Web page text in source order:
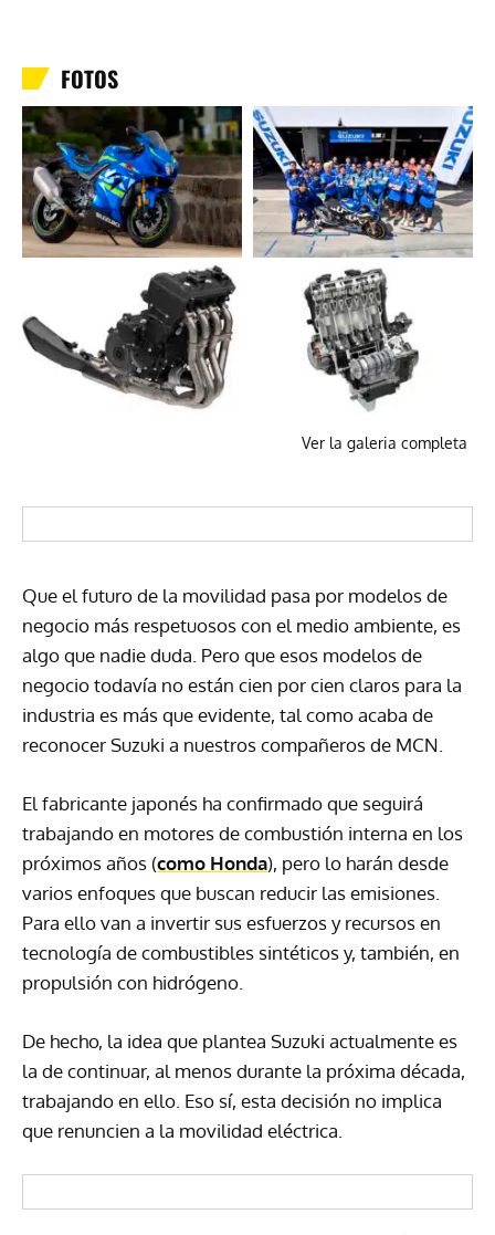
FOTOS
Ver la galeria completa
Que el futuro de la movilidad pasa por modelos de
negocio más respetuosos con el medio ambiente, es
algo que nadie duda. Pero que esos modelos de
negocio todavía no están cien por cien claros para la
industria es más que evidente, tal como acaba de
reconocer Suzuki a nuestros compañeros de MCN.
El fabricante japonés ha confirmado que seguirá
trabajando en motores de combustión interna en los
próximos años (como Honda), pero lo harán desde
varios enfoques que buscan reducir las emisiones.
Para ello van a invertir sus esfuerzos y recursos en
tecnología de combustibles sintéticos y, también, en
propulsión con hidrógeno.
De hecho, la idea que plantea Suzuki actualmente es
la de continuar, al menos durante la próxima década,
trabajando en ello. Eso sí, esta decisión no implica
que renuncien a la movilidad eléctrica.